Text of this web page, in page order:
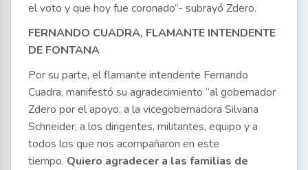
el voto y que hoy fue coronado”- subrayó Zdero.
FERNANDO CUADRA, FLAMANTE INTENDENTE
DE FONTANA
Por su parte, el flamante intendente Fernando
Cuadra, manifestó su agradecimiento “al gobernador
Zdero por el apoyo, a la vicegobernadora Silvana
Schneider, a los dirigentes, militantes, equipo y a
todos los que nos acompañaron en este
tiempo. Quiero agradecer a las familias de